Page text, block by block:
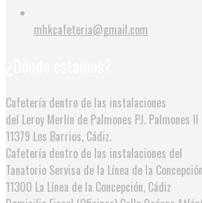
mhkcafeteria@gmail.com
Cafetería dentro de las instalaciones
del Leroy Merlin de Palmones P.I. Palmones
11379 Los Barrios, Cádiz.
Cafetería dentro de las instalaciones del
Tanatorio Servisa de la Línea de la Concepción
11300 La Línea de la Concepción, Cádiz